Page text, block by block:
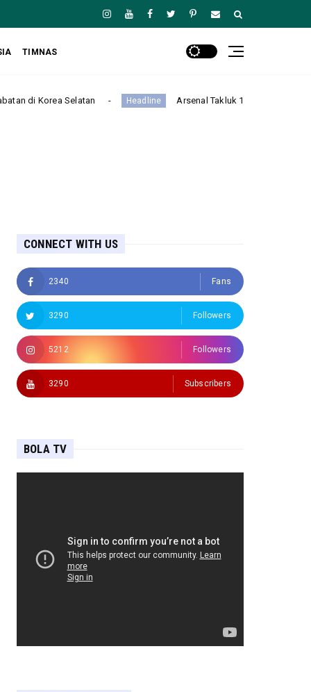
TIMNAS
Headline Arsenal Takluk 1-3 dari Real Betis dalam Laga
CONNECT WITH US
2340 Fans
3290 Followers
5212 Followers
3290 Subscribers
BOLA TV